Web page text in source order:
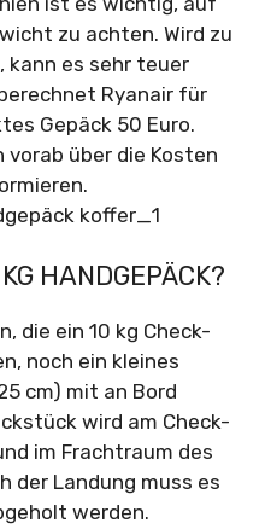
zu achten. Wird zu
kann es sehr teuer
Ryanair für
Gepäck 50 Euro.
über die Kosten
HANDGEPÄCK?
die ein 10 kg Check-
noch ein kleines
cm) mit an Bord
wird am Check-
im Frachtraum des
der Landung muss es
werden.